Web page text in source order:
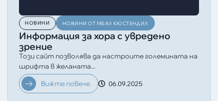
НОВИНИ НОВИНИ ОТ МБАЛ КЮСТЕНДИЛ
Информация за хора с увредено
зрение
Този сайт позволява да настроите големината на
шрифта в желаната...
Вижте повече
06.09.2025